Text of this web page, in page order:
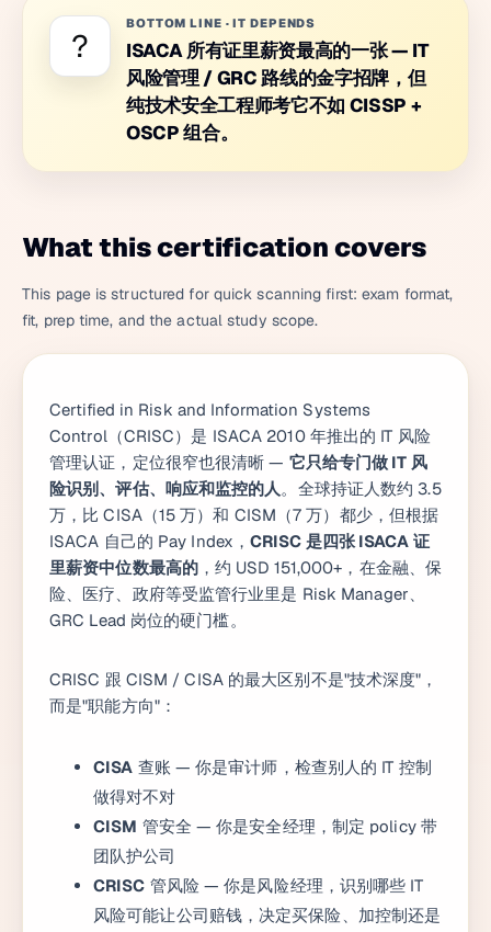
?
BOTTOM LINE · IT DEPENDS
ISACA 所有证里薪资最高的一张 — IT
风险管理 / GRC 路线的金字招牌，但
纯技术安全工程师考它不如 CISSP +
OSCP 组合。
What this certification covers
This page is structured for quick scanning first: exam format,
fit, prep time, and the actual study scope.
Certified in Risk and Information Systems
Control（CRISC）是 ISACA 2010 年推出的 IT 风险
管理认证，定位很窄也很清晰 — 它只给专门做 IT 风
险识别、评估、响应和监控的人。全球持证人数约 3.5
万，比 CISA（15 万）和 CISM（7 万）都少，但根据
ISACA 自己的 Pay Index， CRISC 是四张 ISACA 证
里薪资中位数最高的，约 USD 151,000+，在金融、保
险、医疗、政府等受监管行业里是 Risk Manager、
GRC Lead 岗位的硬门槛。
CRISC 跟 CISM / CISA 的最大区别不是"技术深度"，
而是"职能方向"：
CISA 查账 — 你是审计师，检查别人的 IT 控制
做得对不对
CISM 管安全 — 你是安全经理，制定 policy 带
团队护公司
CRISC 管风险 — 你是风险经理，识别哪些 IT
风险可能让公司赔钱，决定买保险、加控制还是